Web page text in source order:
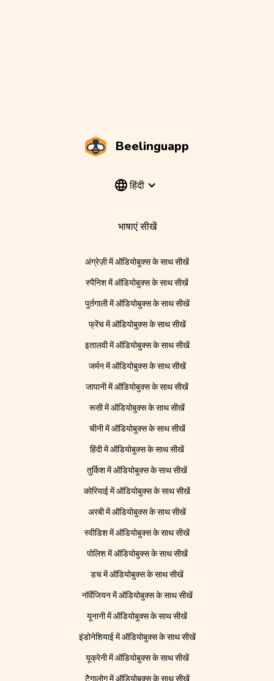
Beelinguapp
हिंदी
भाषाएं सीखें
अंग्रेज़ी में ऑडियोबुक्स के साथ सीखें
स्पैनिश में ऑडियोबुक्स के साथ सीखें
पुर्तगाली में ऑडियोबुक्स के साथ सीखें
फ्रेंच में ऑडियोबुक्स के साथ सीखें
इतालवी में ऑडियोबुक्स के साथ सीखें
जर्मन में ऑडियोबुक्स के साथ सीखें
जापानी में ऑडियोबुक्स के साथ सीखें
रूसी में ऑडियोबुक्स के साथ सीखें
चीनी में ऑडियोबुक्स के साथ सीखें
हिंदी में ऑडियोबुक्स के साथ सीखें
तुर्किश में ऑडियोबुक्स के साथ सीखें
कोरियाई में ऑडियोबुक्स के साथ सीखें
अरबी में ऑडियोबुक्स के साथ सीखें
स्वीडिश में ऑडियोबुक्स के साथ सीखें
पोलिश में ऑडियोबुक्स के साथ सीखें
डच में ऑडियोबुक्स के साथ सीखें
नॉर्वेजियन में ऑडियोबुक्स के साथ सीखें
यूनानी में ऑडियोबुक्स के साथ सीखें
इंडोनेशियाई में ऑडियोबुक्स के साथ सीखें
यूक्रेनी में ऑडियोबुक्स के साथ सीखें
टैगालोग में ऑडियोबुक्स के साथ सीखें